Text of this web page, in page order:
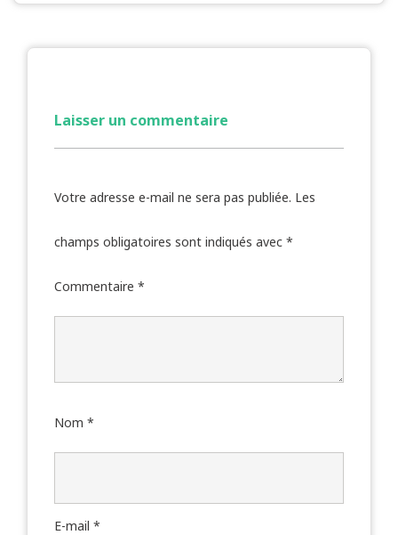
Laisser un commentaire
Votre adresse e-mail ne sera pas publiée. Les
champs obligatoires sont indiqués avec *
Commentaire *
Nom *
E-mail *